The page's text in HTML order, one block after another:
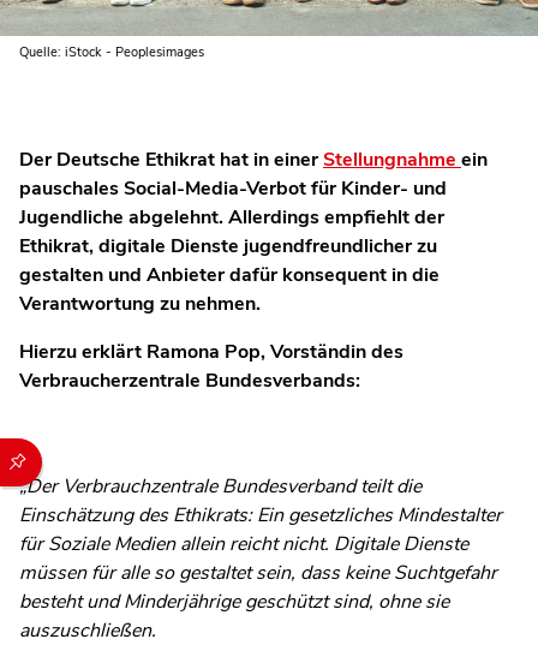
Durch die folgenden Buttons können Sie direkt auf einen
Quelle: iStock - Peoplesimages
Der Deutsche Ethikrat hat in einerStellungnahme ein
pauschales Social-Media-Verbot für Kinder- und
Jugendliche abgelehnt. Allerdings empfiehlt der
Ethikrat, digitale Dienste jugendfreundlicher zu
gestalten und Anbieter dafür konsequent in die
Verantwortung zu nehmen.
Hierzu erklärt Ramona Pop, Vorständin des
Verbraucherzentrale Bundesverbands:
„Der Verbrauchzentrale Bundesverband teilt die
Einschätzung des Ethikrats: Ein gesetzliches Mindestalter
für Soziale Medien allein reicht nicht. Digitale Dienste
müssen für alle so gestaltet sein, dass keine Suchtgefahr
besteht und Minderjährige geschützt sind, ohne sie
auszuschließen.